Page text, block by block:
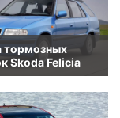
тормозных
Skoda Felicia